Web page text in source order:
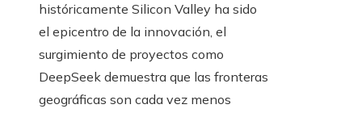
históricamente Silicon Valley ha sido
el epicentro de la innovación, el
surgimiento de proyectos como
DeepSeek demuestra que las fronteras
geográficas son cada vez menos